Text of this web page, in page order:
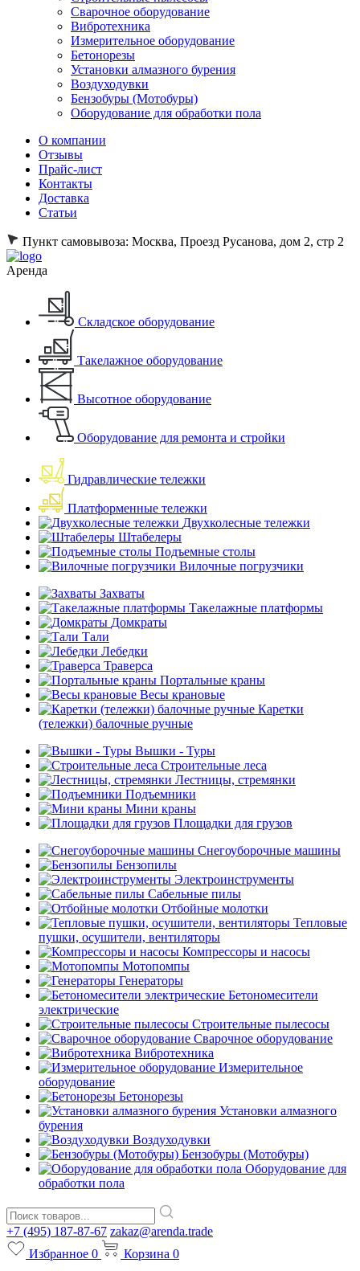
Сварочное оборудование
Вибротехника
Измерительное оборудование
Бетонорезы
Установки алмазного бурения
Воздуходувки
Бензобуры (Мотобуры)
Оборудование для обработки пола
О компании
Отзывы
Прайс-лист
Контакты
Доставка
Статьи
Пункт самовывоза: Москва, Проезд Русанова, дом 2, стр 2
Аренда
Складское оборудование
Такелажное оборудование
Высотное оборудование
Оборудование для ремонта и стройки
Гидравлические тележки
Платформенные тележки
Двухколесные тележки
Штабелеры
Подъемные столы
Вилочные погрузчики
Захваты
Такелажные платформы
Домкраты
Тали
Лебедки
Траверса
Портальные краны
Весы крановые
Каретки
(тележки) балочные ручные
Вышки - Туры
Строительные леса
Лестницы, стремянки
Подъемники
Мини краны
Площадки для грузов
Снегоуборочные машины
Бензопилы
Электроинструменты
Сабельные пилы
Отбойные молотки
Тепловые
пушки, осушители, вентиляторы
Компрессоры и насосы
Мотопомпы
Генераторы
Бетономесители
электрические
Строительные пылесосы
Сварочное оборудование
Вибротехника
Измерительное
оборудование
Бетонорезы
Установки алмазного
бурения
Воздуходувки
Бензобуры (Мотобуры)
Оборудование для
обработки пола
+7 (495) 187-87-67 zakaz@arenda.trade
Избранное 0 Корзина 0